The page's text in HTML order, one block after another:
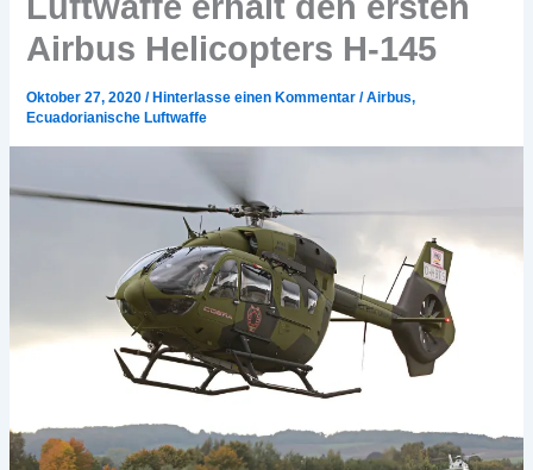
Airbus Helicopters H-145
Oktober 27, 2020/ Hinterlasse einen Kommentar /Airbus,
Ecuadorianische Luftwaffe